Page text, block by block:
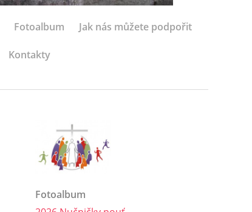
Fotoalbum Jak nás můžete podpořit
Kontakty
Fotoalbum